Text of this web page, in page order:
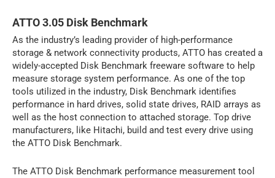
ATTO 3.05 Disk Benchmark
As the industry’s leading provider of high-performance
storage & network connectivity products, ATTO has created a
widely-accepted Disk Benchmark freeware software to help
measure storage system performance. As one of the top
tools utilized in the industry, Disk Benchmark identifies
performance in hard drives, solid state drives, RAID arrays as
well as the host connection to attached storage. Top drive
manufacturers, like Hitachi, build and test every drive using
the ATTO Disk Benchmark.
The ATTO Disk Benchmark performance measurement tool